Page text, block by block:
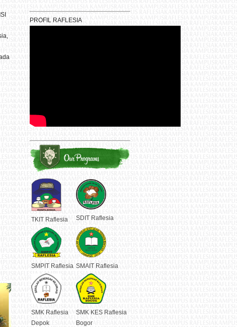
PROFIL RAFLESIA
TKIT Raflesia SDIT Raflesia
SMPIT Raflesia SMAIT Raflesia
SMK Raflesia
Depok
SMK KES Raflesia
Bogor